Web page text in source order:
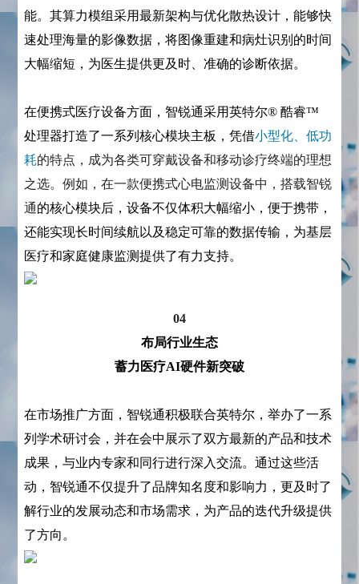
能。其算力模组采用最新架构与优化散热设计，能够快
速处理海量的影像数据，将图像重建和病灶识别的时间
大幅缩短，为医生提供更及时、准确的诊断依据。
在便携式医疗设备方面，智锐通采用英特尔® 酷睿™
处理器打造了一系列核心模块主板，凭借小型化、低功
耗的特点，成为各类可穿戴设备和移动诊疗终端的理想
之选。例如，在一款便携式心电监测设备中，搭载智锐
通的核心模块后，设备不仅体积大幅缩小，便于携带，
还能实现长时间续航以及稳定可靠的数据传输，为基层
医疗和家庭健康监测提供了有力支持。
04
布局行业生态
蓄力医疗AI硬件新突破
在市场推广方面，智锐通积极联合英特尔，举办了一系
列学术研讨会，并在会中展示了双方最新的产品和技术
成果，与业内专家和同行进行深入交流。通过这些活
动，智锐通不仅提升了品牌知名度和影响力，更及时了
解行业的发展动态和市场需求，为产品的迭代升级提供
了方向。